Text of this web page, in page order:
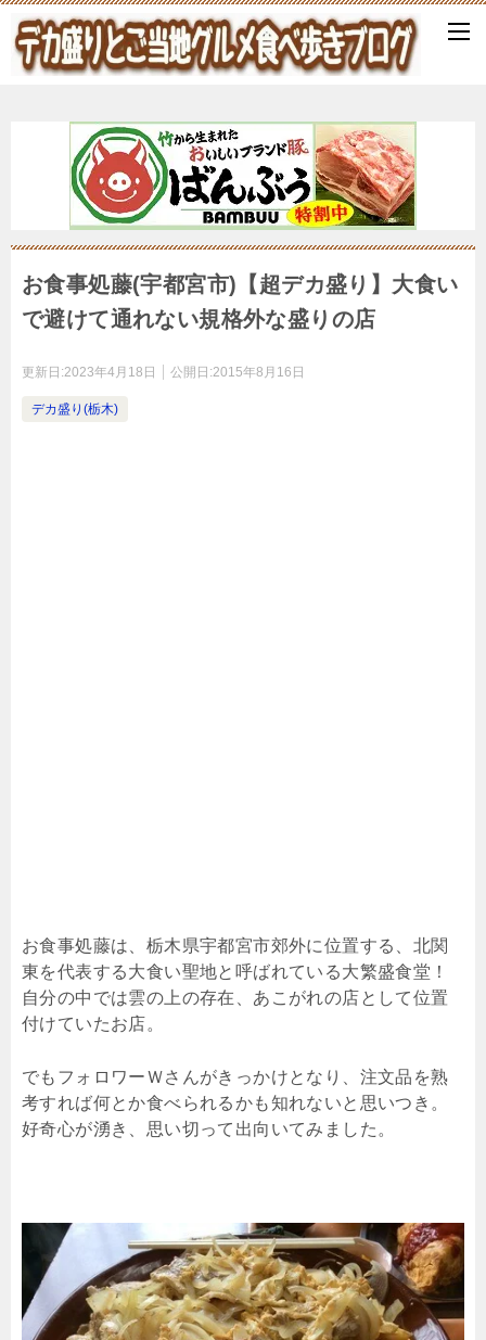
お食事処藤(宇都宮市)【超デカ盛り】大食い
で避けて通れない規格外な盛りの店
更新日:2023年4月18日 公開日:2015年8月16日
デカ盛り(栃木)
お食事処藤は、栃木県宇都宮市郊外に位置する、北関
東を代表する大食い聖地と呼ばれている大繁盛食堂！
自分の中では雲の上の存在、あこがれの店として位置
付けていたお店。
でもフォロワーＷさんがきっかけとなり、注文品を熟
考すれば何とか食べられるかも知れないと思いつき。
好奇心が湧き、思い切って出向いてみました。